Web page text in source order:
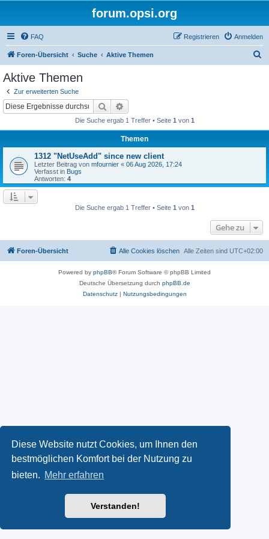
Diese Website nutzt Cookies, um Ihnen den
bestmöglichen Komfort bei der Nutzung zu
bieten. Mehr erfahren
Verstanden!
forum.opsi.org
FAQ Anmelden
Registrieren
Foren-Übersicht Suche Aktive Themen
Aktive Themen
Zur erweiterten Suche
Suche
Die Suche ergab 1 Treffer • Seite 1 von 1
Themen
1312 "NetUseAdd" since new client
Letzter Beitrag von mfournier « 06 Aug 2026, 17:24
Verfasst in Bugs
Antworten: 4
Die Suche ergab 1 Treffer • Seite 1 von 1
Gehe zu
Foren-Übersicht Alle Zeiten sind UTC+02:00
Alle Cookies löschen
Powered by phpBB® Forum Software © phpBB Limited
Deutsche Übersetzung durch phpBB.de
Datenschutz| Nutzungsbedingungen